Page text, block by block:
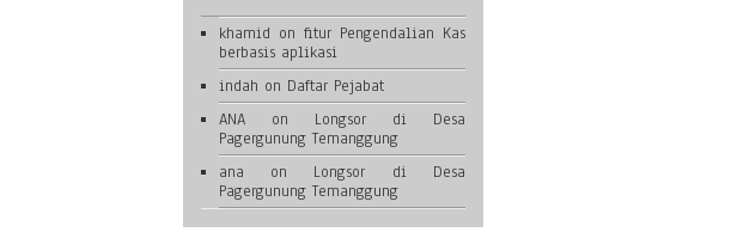
khamid on fitur Pengendalian Kas
berbasis aplikasi
indah on Daftar Pejabat
ANAon Longsor di Desa
Pagergunung Temanggung
ana on Longsor di Desa
Pagergunung Temanggung